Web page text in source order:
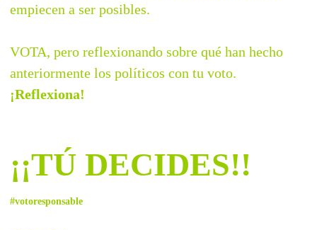
empiecen a ser posibles.
VOTA, pero reflexionando sobre qué han hecho
anteriormente los políticos con tu voto.
¡Reflexiona!
¡¡TÚ DECIDES!!
#votoresponsable